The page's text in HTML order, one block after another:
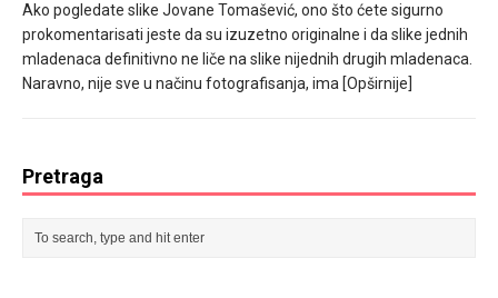
Ako pogledate slike Jovane Tomašević, ono što ćete sigurno
prokomentarisati jeste da su izuzetno originalne i da slike jednih
mladenaca definitivno ne liče na slike nijednih drugih mladenaca.
Naravno, nije sve u načinu fotografisanja, ima [Opširnije]
Pretraga